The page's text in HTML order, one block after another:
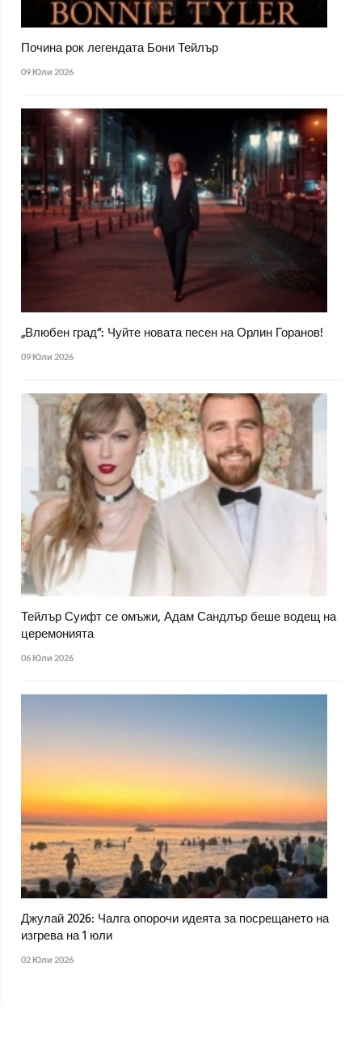
Почина рок легендата Бони Тейлър
09 Юли 2026
„Влюбен град“: Чуйте новата песен на Орлин Горанов!
09 Юли 2026
Тейлър Суифт се омъжи, Адам Сандлър беше водещ на
церемонията
06 Юли 2026
Джулай 2026: Чалга опорочи идеята за посрещането на
изгрева на 1 юли
02 Юли 2026